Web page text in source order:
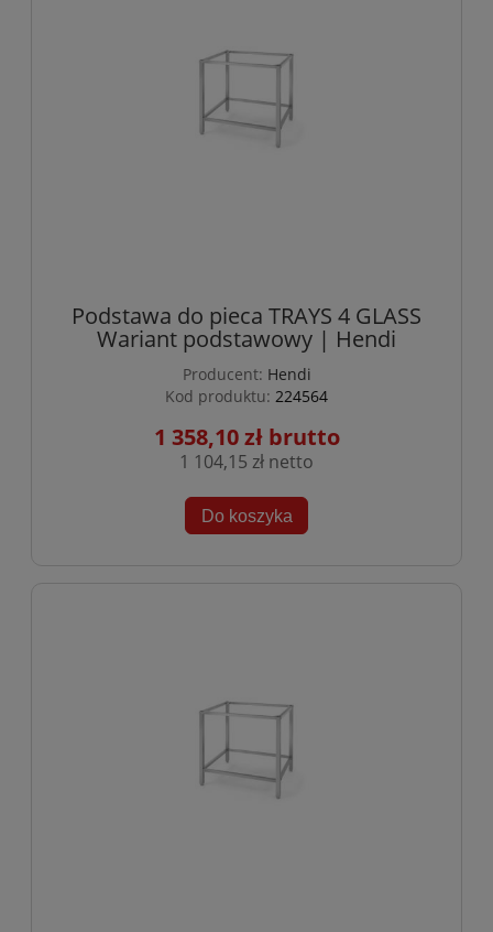
Podstawa do pieca TRAYS 4 GLASS
Wariant podstawowy | Hendi
Producent: Hendi
Kod produktu: 224564
1 358,10 zł
1 104,15 zł
Do koszyka